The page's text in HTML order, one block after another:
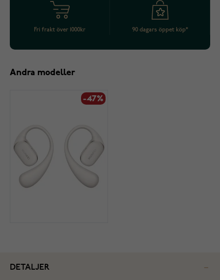
Fri frakt över 1000kr 90 dagars öppet köp*
Andra modeller
-47%
DETALJER